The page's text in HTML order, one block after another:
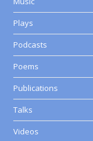
Plays
Podcasts
Poems
Publications
Talks
Videos